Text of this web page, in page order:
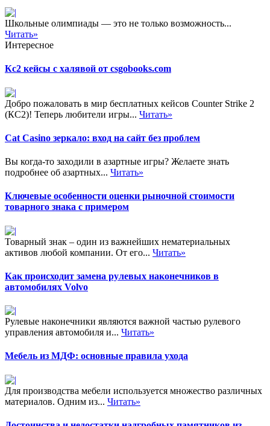
Школьные олимпиады — это не только возможность...
Читать»
Интересное
Кс2 кейсы с халявой от csgobooks.com
Добро пожаловать в мир бесплатных кейсов Counter Strike 2
(КС2)! Теперь любители игры... Читать»
Cat Casino зеркало: вход на сайт без проблем
Вы когда-то заходили в азартные игры? Желаете знать
подробнее об азартных... Читать»
Ключевые особенности оценки рыночной стоимости
товарного знака с примером
Товарный знак – один из важнейших нематериальных
активов любой компании. От его... Читать»
Как происходит замена рулевых наконечников в
автомобилях Volvo
Рулевые наконечники являются важной частью рулевого
управления автомобиля и... Читать»
Мебель из МДФ: основные правила ухода
Для производства мебели используется множество различных
материалов. Одним из... Читать»